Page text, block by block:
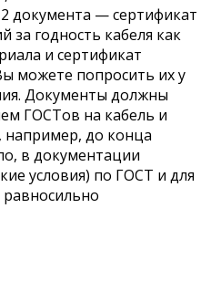
документа — сертификат
за годность кабеля как
и сертификат
можете попросить их у
Документы должны
ГОСТов на кабель и
до конца
в документации
условия) по ГОСТ и для